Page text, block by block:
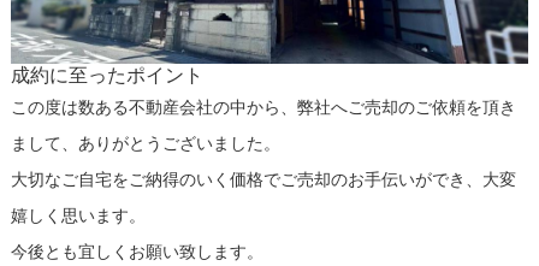
成約に至ったポイント
この度は数ある不動産会社の中から、弊社へご売却のご依頼を頂き
まして、ありがとうございました。
大切なご自宅をご納得のいく価格でご売却のお手伝いができ、大変
嬉しく思います。
今後とも宜しくお願い致します。